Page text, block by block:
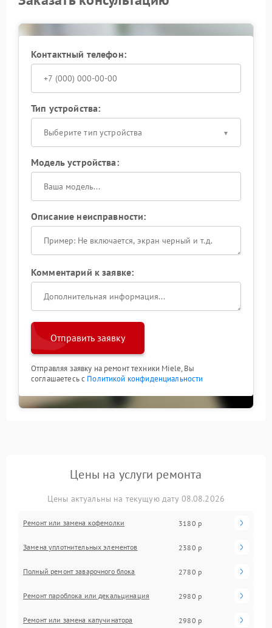
Контактный телефон:
Тип устройства:
Выберите тип устройства
Модель устройства:
Описание неисправности:
Комментарий к заявке:
Отправить заявку
Отправляя заявку на ремонт техники Miele, Вы
соглашаетесь с Политикой конфиденциальности
Цены на услуги ремонта
Цены актуальны на текущую дату 08.08.2026
Ремонт или замена кофемолки 3180 р
Замена уплотнительных элементов 2380 р
Полный ремонт заварочного блока 2780 р
Ремонт пароблока или декальцинация 2980 р
Ремонт или замена капучинатора 2980 р